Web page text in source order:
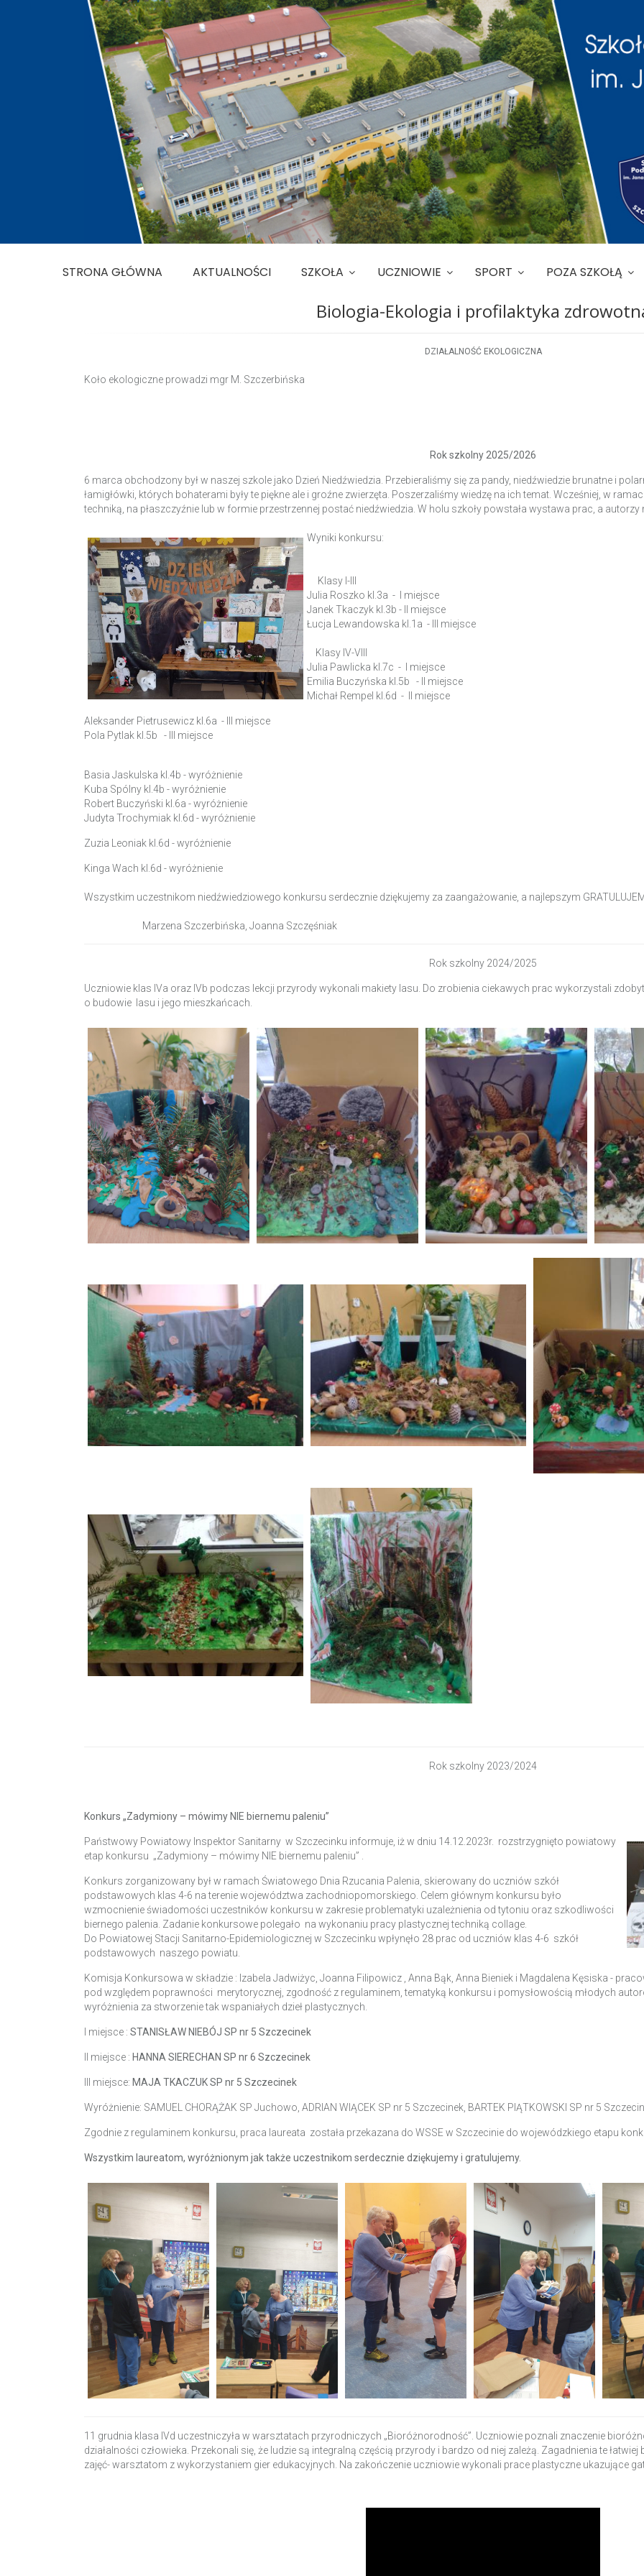
STRONA GŁÓWNA AKTUALNOŚCI SZKOŁA UCZNIOWIE SPORT POZA SZKOŁĄ
Biologia-Ekologia i profilaktyka
DZIAŁALNOŚĆ EKOLOGICZNA
Koło ekologiczne prowadzi mgr M. Szczerbińska
Rok szkolny 2025/2026
6 marca obchodzony był w naszej szkole jako Dzień Niedźwiedzia. Przebieraliśmy się za pandy, niedźwiedzie brunatne i
łamigłówki, których bohaterami były te piękne ale i groźne zwierzęta. Poszerzaliśmy wiedzę na ich temat. Wcześniej, w
techniką, na płaszczyźnie lub w formie przestrzennej postać niedźwiedzia. W holu szkoły powstała wystawa prac, a
Wyniki konkursu:
Klasy I-III
Julia Roszko kl.3a - I miejsce
Janek Tkaczyk kl.3b - II miejsce
Łucja Lewandowska kl.1a - III miejsce
Klasy IV-VIII
Julia Pawlicka kl.7c - I miejsce
Emilia Buczyńska kl.5b - II miejsce
Michał Rempel kl.6d - II miejsce
Aleksander Pietrusewicz kl.6a - III miejsce
Pola Pytlak kl.5b - III miejsce
Basia Jaskulska kl.4b - wyróżnienie
Kuba Spólny kl.4b - wyróżnienie
Robert Buczyński kl.6a - wyróżnienie
Judyta Trochymiak kl.6d - wyróżnienie
Zuzia Leoniak kl.6d - wyróżnienie
Kinga Wach kl.6d - wyróżnienie
Wszystkim uczestnikom niedźwiedziowego konkursu serdecznie dziękujemy za zaangażowanie, a najlepszym
Marzena Szczerbińska, Joanna Szczęśniak
Rok szkolny 2024/2025
Uczniowie klas IVa oraz IVb podczas lekcji przyrody wykonali makiety lasu. Do zrobienia ciekawych prac wykorzystali
o budowie lasu i jego mieszkańcach.
Rok szkolny 2023/2024
Konkurs „Zadymiony – mówimy NIE biernemu paleniu”
Państwowy Powiatowy Inspektor Sanitarny w Szczecinku informuje, iż w dniu 14.12.2023r. rozstrzygnięto powiatowy
etap konkursu „Zadymiony – mówimy NIE biernemu paleniu” .
Konkurs zorganizowany był w ramach Światowego Dnia Rzucania Palenia, skierowany do uczniów szkół
podstawowych klas 4-6 na terenie województwa zachodniopomorskiego. Celem głównym konkursu było
wzmocnienie świadomości uczestników konkursu w zakresie problematyki uzależnienia od tytoniu oraz szkodliwości
biernego palenia. Zadanie konkursowe polegało na wykonaniu pracy plastycznej techniką collage.
Do Powiatowej Stacji Sanitarno-Epidemiologicznej w Szczecinku wpłynęło 28 prac od uczniów klas 4-6 szkół
podstawowych naszego powiatu.
Komisja Konkursowa w składzie : Izabela Jadwiżyc, Joanna Filipowicz , Anna Bąk, Anna Bieniek i Magdalena Kęsiska -
pod względem poprawności merytorycznej, zgodność z regulaminem, tematyką konkursu i pomysłowością młodych
wyróżnienia za stworzenie tak wspaniałych dzieł plastycznych.
I miejsce : STANISŁAW NIEBÓJ SP nr 5 Szczecinek
II miejsce : HANNA SIERECHAN SP nr 6 Szczecinek
III miejsce: MAJA TKACZUK SP nr 5 Szczecinek
Wyróżnienie: SAMUEL CHORĄŻAK SP Juchowo, ADRIAN WIĄCEK SP nr 5 Szczecinek, BARTEK PIĄTKOWSKI SP nr 5
Zgodnie z regulaminem konkursu, praca laureata została przekazana do WSSE w Szczecinie do wojewódzkiego etapu
Wszystkim laureatom, wyróżnionym jak także uczestnikom serdecznie dziękujemy i gratulujemy.
11 grudnia klasa IVd uczestniczyła w warsztatach przyrodniczych „Bioróżnorodność”. Uczniowie poznali znaczenie
działalności człowieka. Przekonali się, że ludzie są integralną częścią przyrody i bardzo od niej zależą. Zagadnienia te
zajęć- warsztatom z wykorzystaniem gier edukacyjnych. Na zakończenie uczniowie wykonali prace plastyczne ukazujące